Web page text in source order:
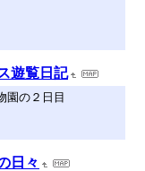
遊覧日記
園の２日目
日々